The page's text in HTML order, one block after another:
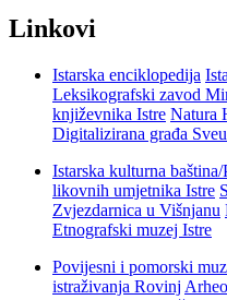
Linkovi
Istarska enciklopedija
Leksikografski zavod
književnika Istre Natura
Digitalizirana građa
Istarska kulturna
likovnih umjetnika Istre
Zvjezdarnica u Višnjanu
Etnografski muzej Istre
Povijesni i pomorski
istraživanja Rovinj